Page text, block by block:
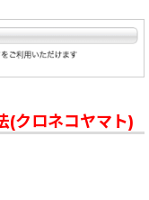
(クロネコヤマト)